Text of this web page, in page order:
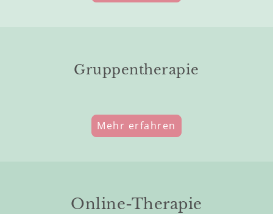
Gruppentherapie
Mehr erfahren
Online-Therapie